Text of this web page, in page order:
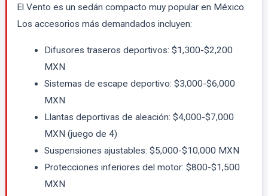
El Vento es un sedán compacto muy popular en México.
Los accesorios más demandados incluyen:
Difusores traseros deportivos: $1,300-$2,200
MXN
Sistemas de escape deportivo: $3,000-$6,000
MXN
Llantas deportivas de aleación: $4,000-$7,000
MXN (juego de 4)
Suspensiones ajustables: $5,000-$10,000 MXN
Protecciones inferiores del motor: $800-$1,500
MXN